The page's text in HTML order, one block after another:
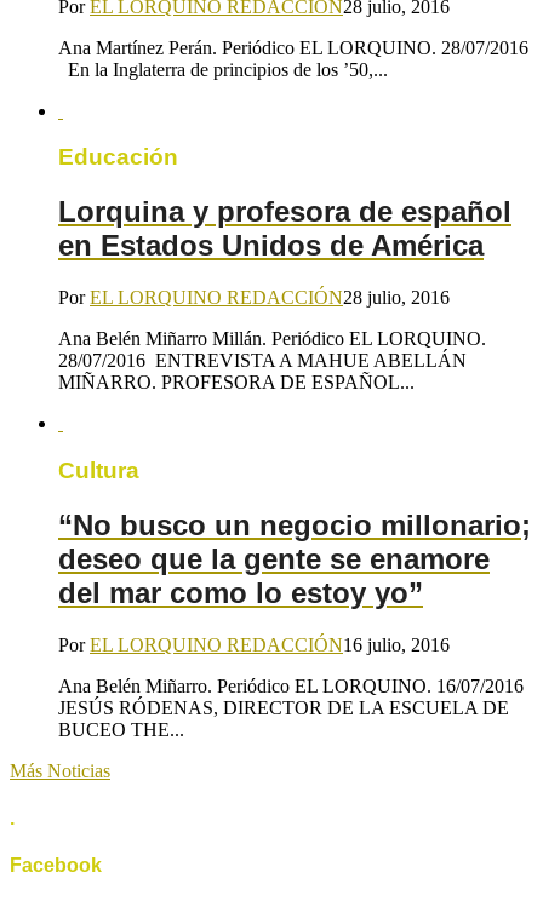
PorEL LORQUINO REDACCIÓN28 julio, 2016
Ana Martínez Perán. Periódico EL LORQUINO. 28/07/2016
En la Inglaterra de principios de los ’50,...
Educación
Lorquina y profesora de español
en Estados Unidos de América
PorEL LORQUINO REDACCIÓN28 julio, 2016
Ana Belén Miñarro Millán. Periódico EL LORQUINO.
28/07/2016 ENTREVISTA A MAHUE ABELLÁN
MIÑARRO. PROFESORA DE ESPAÑOL...
Cultura
“No busco un negocio millonario;
deseo que la gente se enamore
del mar como lo estoy yo”
PorEL LORQUINO REDACCIÓN16 julio, 2016
Ana Belén Miñarro. Periódico EL LORQUINO. 16/07/2016
JESÚS RÓDENAS, DIRECTOR DE LA ESCUELA DE
BUCEO THE...
Más Noticias
.
Facebook